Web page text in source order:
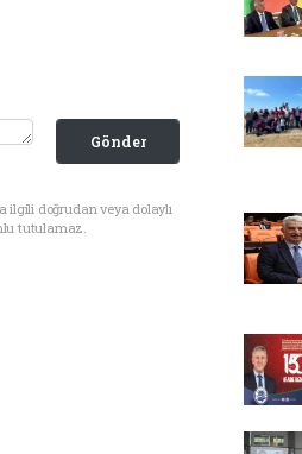
Gönder
ilgili doğrudan veya dolaylı
tutulamaz.